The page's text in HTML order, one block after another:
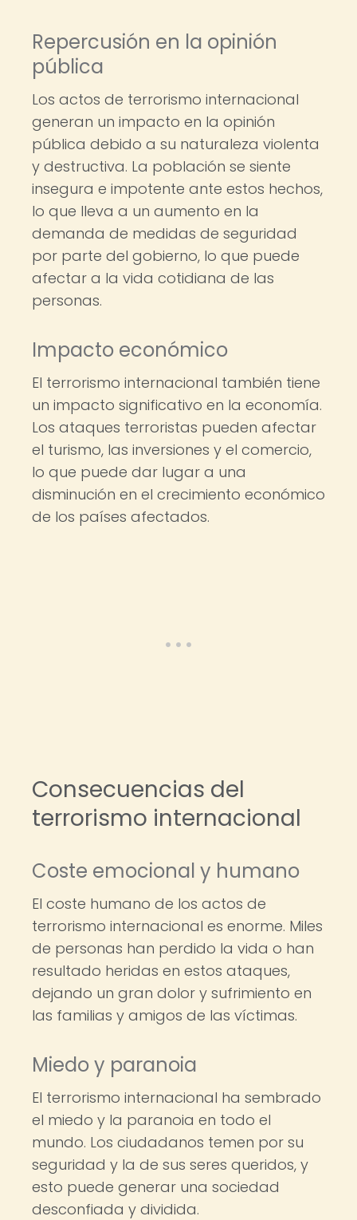
Repercusión en la opinión
pública
Los actos de terrorismo internacional
generan un impacto en la opinión
pública debido a su naturaleza violenta
y destructiva. La población se siente
insegura e impotente ante estos hechos,
lo que lleva a un aumento en la
demanda de medidas de seguridad
por parte del gobierno, lo que puede
afectar a la vida cotidiana de las
personas.
Impacto económico
El terrorismo internacional también tiene
un impacto significativo en la economía.
Los ataques terroristas pueden afectar
el turismo, las inversiones y el comercio,
lo que puede dar lugar a una
disminución en el crecimiento económico
de los países afectados.
Consecuencias del
terrorismo internacional
Coste emocional y humano
El coste humano de los actos de
terrorismo internacional es enorme. Miles
de personas han perdido la vida o han
resultado heridas en estos ataques,
dejando un gran dolor y sufrimiento en
las familias y amigos de las víctimas.
Miedo y paranoia
El terrorismo internacional ha sembrado
el miedo y la paranoia en todo el
mundo. Los ciudadanos temen por su
seguridad y la de sus seres queridos, y
esto puede generar una sociedad
desconfiada y dividida.